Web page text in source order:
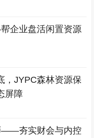
企业盘活闲置资源
，JYPC森林资源保
屏障
——夯实财会与内控